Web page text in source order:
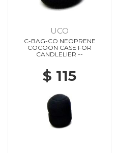
UCO
C-BAG-CO NEOPRENE
COCOON CASE FOR
CANDLELIER --
$ 115